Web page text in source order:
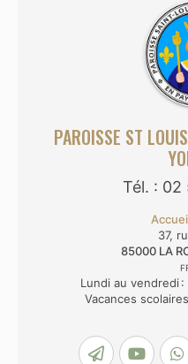
PAROISSE ST
Tél. : 02
37,
85000 LA
Lundi au vendredi :
Vacances